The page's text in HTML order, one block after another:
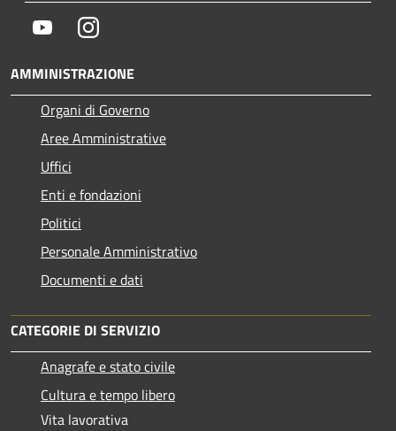
YoutubeInstagram
AMMINISTRAZIONE
Organi di Governo
Aree Amministrative
Uffici
Enti e fondazioni
Politici
Personale Amministrativo
Documenti e dati
CATEGORIE DI SERVIZIO
Anagrafe e stato civile
Cultura e tempo libero
Vita lavorativa